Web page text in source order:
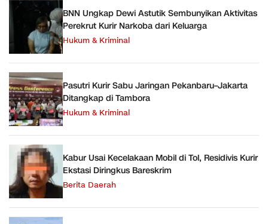
BNN Ungkap Dewi Astutik Sembunyikan Aktivitas
Perekrut Kurir Narkoba dari Keluarga
Hukum & Kriminal
Pasutri Kurir Sabu Jaringan Pekanbaru–Jakarta
Ditangkap di Tambora
Hukum & Kriminal
Kabur Usai Kecelakaan Mobil di Tol, Residivis Kurir
Ekstasi Diringkus Bareskrim
Berita Daerah